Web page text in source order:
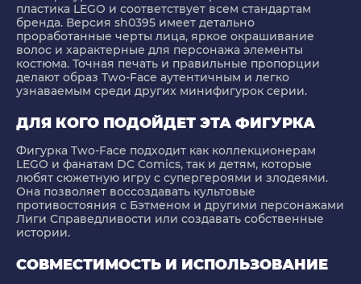
пластика LEGO и соответствует всем стандартам
бренда. Версия sh0395 имеет детально
проработанные черты лица, яркое окрашивание
волос и характерные для персонажа элементы
костюма. Точная печать и правильные пропорции
делают образ Two-Face аутентичным и легко
узнаваемым среди других минифигурок серии.
ДЛЯ КОГО ПОДОЙДЕТ ЭТА ФИГУРКА
Фигурка Two-Face подходит как коллекционерам
LEGO и фанатам DC Comics, так и детям, которые
любят сюжетную игру с супергероями и злодеями.
Она позволяет воссоздавать культовые
противостояния с Бэтменом и другими персонажами
Лиги Справедливости или создавать собственные
истории.
СОВМЕСТИМОСТЬ И ИСПОЛЬЗОВАНИЕ